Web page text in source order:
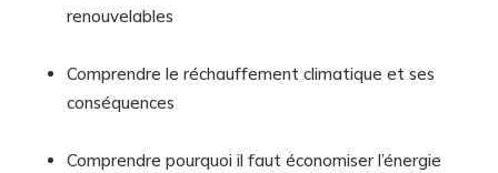
renouvelables
Comprendre le réchauffement climatique et ses
conséquences
Comprendre pourquoi il faut économiser l’énergie